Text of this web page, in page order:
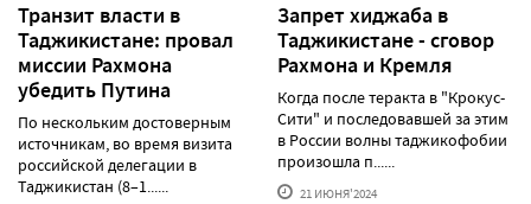
Транзит власти в
Таджикистане: провал
миссии Рахмона
убедить Путина
По нескольким достоверным
источникам, во время визита
российской делегации в
Таджикистан (8–1......
Запрет хиджаба в
Таджикистане - сговор
Рахмона и Кремля
Когда после теракта в "Крокус-
Сити" и последовавшей за этим
в России волны таджикофобии
произошла п......
21 ИЮНЯ'2024